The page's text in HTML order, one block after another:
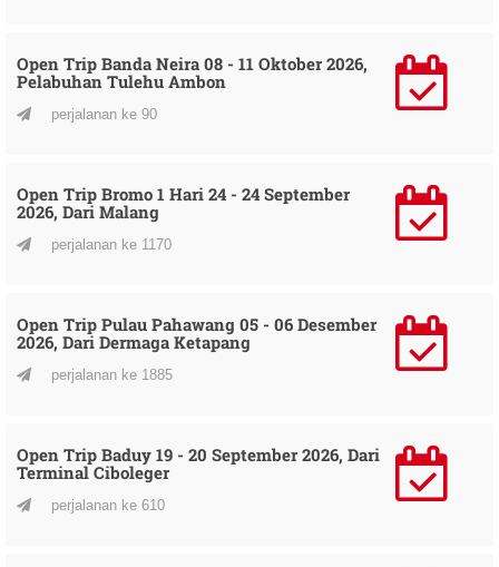
Open Trip Banda Neira 08 - 11 Oktober 2026,
Pelabuhan Tulehu Ambon
perjalanan ke 90
Open Trip Bromo 1 Hari 24 - 24 September
2026, Dari Malang
perjalanan ke 1170
Open Trip Pulau Pahawang 05 - 06 Desember
2026, Dari Dermaga Ketapang
perjalanan ke 1885
Open Trip Baduy 19 - 20 September 2026, Dari
Terminal Ciboleger
perjalanan ke 610